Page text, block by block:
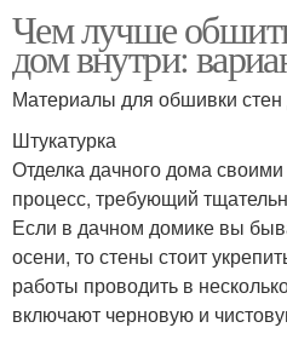
Чем лучше
дом внутри:
Материалы для обшивки
Штукатурка
Отделка дачного дома
процесс, требующий
Если в дачном домике вы
осени, то стены стоит
работы проводить в
включают черновую и